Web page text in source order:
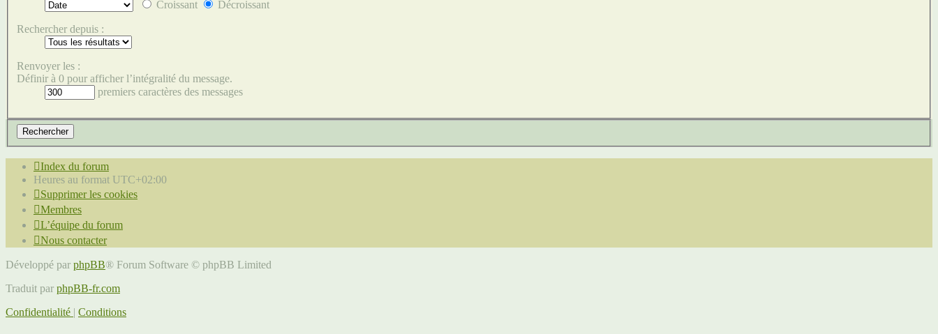
Croissant
Décroissant
Rechercher depuis :
Renvoyer les :
Définir à 0 pour afficher l’intégralité du message.
premiers caractères des messages
Index du forum
Heures au format UTC+02:00
Supprimer les cookies
Membres
L’équipe du forum
Nous contacter
Développé par phpBB® Forum Software © phpBB Limited
Traduit par phpBB-fr.com
Confidentialité | Conditions